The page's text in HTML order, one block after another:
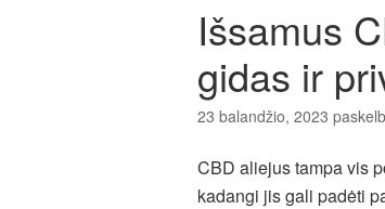
Išsamus
gidas ir
23 balandžio, 2023
CBD aliejus tampa vis
kadangi jis gali padėti